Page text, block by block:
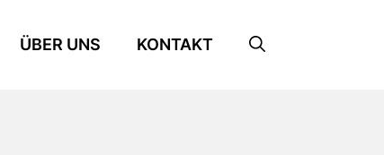
ÜBER UNS KONTAKT